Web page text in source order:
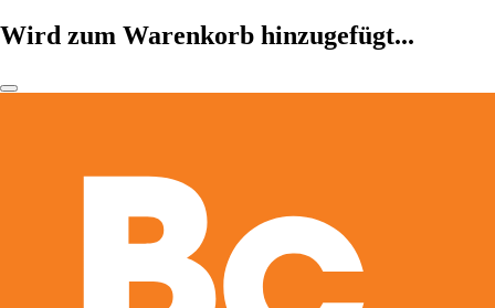
Wird zum Warenkorb hinzugefügt...